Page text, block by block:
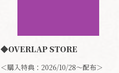
◆OVERLAP STORE
＜購入特典：2026/10/28～配布＞